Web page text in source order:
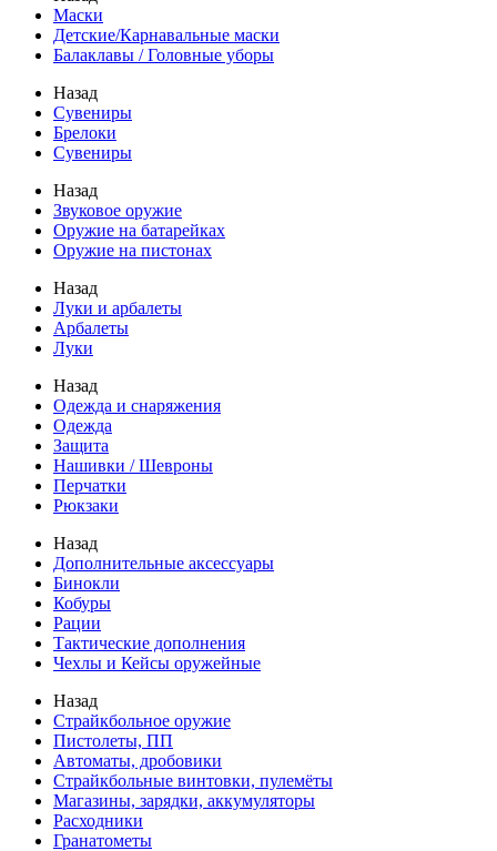
Маски
Детские/Карнавальные маски
Балаклавы / Головные уборы
Назад
Сувениры
Брелоки
Сувениры
Назад
Звуковое оружие
Оружие на батарейках
Оружие на пистонах
Назад
Луки и арбалеты
Арбалеты
Луки
Назад
Одежда и снаряжения
Одежда
Защита
Нашивки / Шевроны
Перчатки
Рюкзаки
Назад
Дополнительные аксессуары
Бинокли
Кобуры
Рации
Тактические дополнения
Чехлы и Кейсы оружейные
Назад
Страйкбольное оружие
Пистолеты, ПП
Автоматы, дробовики
Страйкбольные винтовки, пулемёты
Магазины, зарядки, аккумуляторы
Расходники
Гранатометы